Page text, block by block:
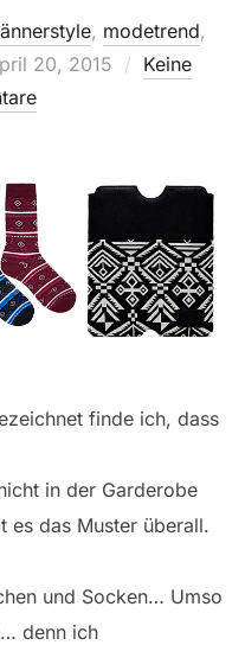
, modetrend,
20, 2015
Keine
finde ich, dass
in der Garderobe
das Muster überall.
und Socken… Umso
denn ich